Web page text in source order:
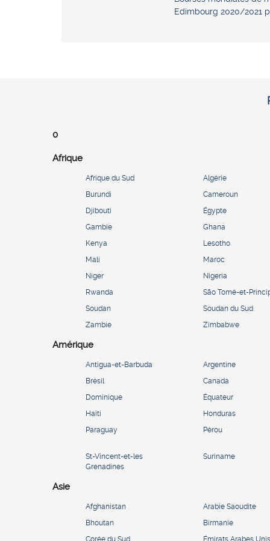
Edimbourg 2020/2021
0
Afrique
Afrique du Sud
Algérie
Burundi
Cameroun
Djibouti
Égypte
Gambie
Ghana
Kenya
Lesotho
Mali
Maroc
Niger
Nigeria
Rwanda
São Tomé-et-
Soudan
Soudan du Sud
Zambie
Zimbabwe
Amérique
Antigua-et-Barbuda
Argentine
Brésil
Canada
Dominique
Équateur
Haïti
Honduras
Paraguay
Pérou
St-Vincent-et-les
Grenadines
Suriname
Asie
Afghanistan
Arabie Saoudite
Bhoutan
Birmanie
Corée du Sud
Émirats Arabes Unis